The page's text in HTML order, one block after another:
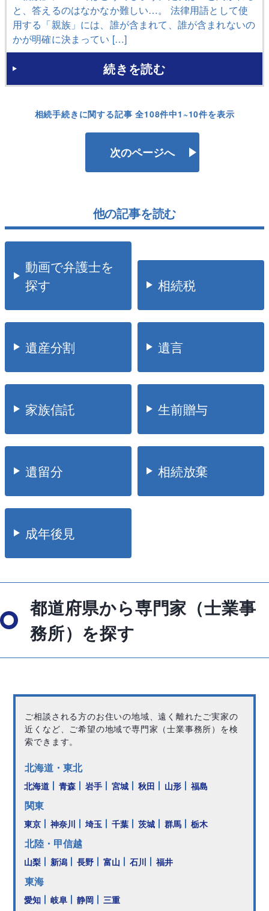
と、答えるのはなかなか難しい…。 法律用語として使
用する「親族」には、誰が含まれて、誰が含まれないの
かが明確に決まってい […]
続きを読む
相続手続きに関する記事 全108件中1~10件を表示
次のページへ
他の記事を読む
動画で弁護士を
探す
相続税
遺産分割 遺言
家族信託 生前贈与
遺留分 相続放棄
成年後見
都道府県から専門家（士業事
務所）を探す
ご相談される方のお住いの地域、遠く離れたご実家の
近くなど、ご希望の地域で専門家（士業事務所）を検
索できます。
北海道・東北
北海道 青森 岩手 宮城 秋田 山形 福島
関東
東京 神奈川 埼玉 千葉 茨城 群馬 栃木
北陸・甲信越
山梨 新潟 長野 富山 石川 福井
東海
愛知 岐阜 静岡 三重